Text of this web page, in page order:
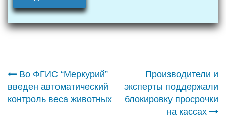
Навигация
по
Во ФГИС “Меркурий”
введен автоматический
контроль веса животных
Производители и
эксперты поддержали
блокировку просрочки
на кассах